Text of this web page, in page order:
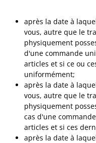
après la date à
vous, autre que le
physiquement
d'une commande
articles et si ce ou
uniformément;
après la date à
vous, autre que le
physiquement
cas d'une
articles et si ces
après la date à